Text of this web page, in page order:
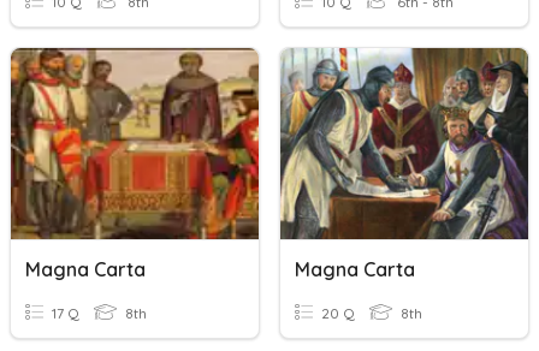
Magna Carta
17 Q 8th
Magna Carta
20 Q 8th